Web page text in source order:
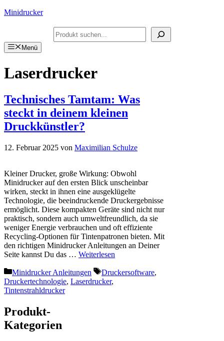
Zum
Minidrucker
Suchen
Menü
Laserdrucker
Technisches Tamtam: Was
steckt in deinem kleinen
Druckkünstler?
12. Februar 2025 von Maximilian Schulze
Kleiner Drucker, große Wirkung: Obwohl
Minidrucker auf den ersten Blick unscheinbar
wirken, steckt in ihnen eine ausgeklügelte
Technologie, die beeindruckende Druckergebnisse
ermöglicht. Diese kompakten Geräte sind nicht nur
praktisch, sondern auch umweltfreundlich, da sie
weniger Energie verbrauchen und oft effiziente
Recycling-Optionen für Tintenpatronen bieten. Mit
den richtigen Minidrucker Anleitungen an Deiner
Seite kannst Du das … Weiterlesen
Kategorien
Minidrucker Anleitungen Schlagwörter
Druckersoftware,
Druckertechnologie, Laserdrucker,
Tintenstrahldrucker
Produkt-
Kategorien